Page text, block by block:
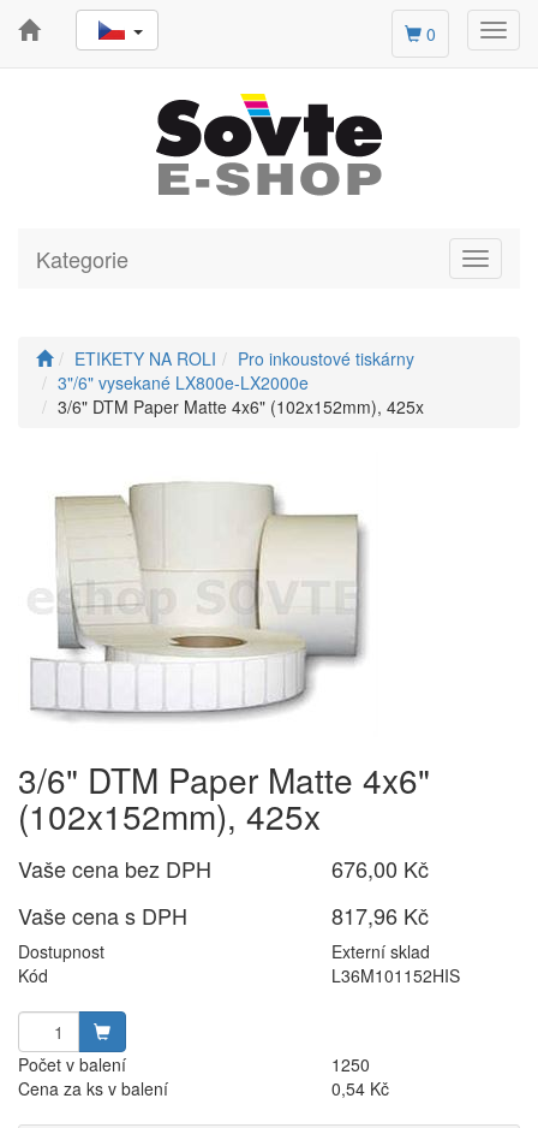
0
Toggle
Kategorie
ETIKETY NA ROLI
Pro inkoustové tiskárny
3"/6" vysekané LX800e-LX2000e
3/6" DTM Paper Matte 4x6" (102x152mm), 425x
3/6" DTM Paper Matte 4x6"
(102x152mm), 425x
Vaše cena bez DPH
676,00 Kč
Vaše cena s DPH
817,96 Kč
Dostupnost
Externí sklad
Kód
L36M101152HIS
Počet v balení
1250
Cena za ks v balení
0,54 Kč